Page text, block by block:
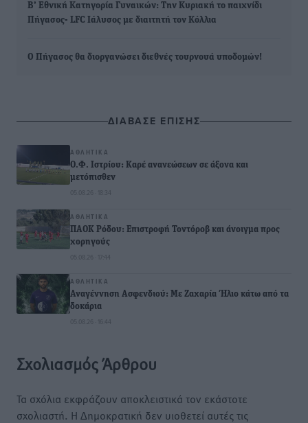
Β’ Εθνική Κατηγορία Γυναικών: Την Κυριακή το παιχνίδι
Πήγασος- LFC Ιάλυσος με διαιτητή τον Κόλλια
Ο Πήγασος θα διοργανώσει διεθνές τουρνουά υποδομών!
ΔΙΑΒΑΣΕ ΕΠΙΣΗΣ
ΑΘΛΗΤΙΚΆ
Ο.Φ. Ιστρίου: Καρέ ανανεώσεων σε άξονα και
μετόπισθεν
05.08.26 · 18:34
ΑΘΛΗΤΙΚΆ
ΠΑΟΚ Ρόδου: Επιστροφή Τοντόροβ και άνοιγμα προς
χορηγούς
05.08.26 · 17:44
ΑΘΛΗΤΙΚΆ
Αναγέννηση Ασφενδιού: Με Ζαχαρία Ήλιο κάτω από τα
δοκάρια
05.08.26 · 16:44
Σχολιασμός Άρθρου
Τα σχόλια εκφράζουν αποκλειστικά τον εκάστοτε
σχολιαστή. Η Δημοκρατική δεν υιοθετεί αυτές τις